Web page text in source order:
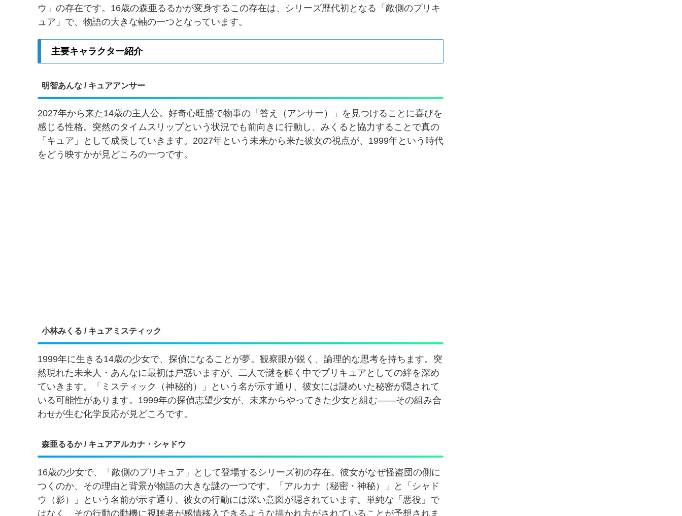
ウ」の存在です。16歳の森亜るるかが変身するこの存在は、シリーズ歴代初となる「敵側のプリキ
ュア」で、物語の大きな軸の一つとなっています。
主要キャラクター紹介
明智あんな / キュアアンサー
2027年から来た14歳の主人公。好奇心旺盛で物事の「答え（アンサー）」を見つけることに喜びを
感じる性格。突然のタイムスリップという状況でも前向きに行動し、みくると協力することで真の
「キュア」として成長していきます。2027年という未来から来た彼女の視点が、1999年という時代
をどう映すかが見どころの一つです。
小林みくる / キュアミスティック
1999年に生きる14歳の少女で、探偵になることが夢。観察眼が鋭く、論理的な思考を持ちます。突
然現れた未来人・あんなに最初は戸惑いますが、二人で謎を解く中でプリキュアとしての絆を深め
ていきます。「ミスティック（神秘的）」という名が示す通り、彼女には謎めいた秘密が隠されて
いる可能性があります。1999年の探偵志望少女が、未来からやってきた少女と組む——その組み合
わせが生む化学反応が見どころです。
森亜るるか / キュアアルカナ・シャドウ
16歳の少女で、「敵側のプリキュア」として登場するシリーズ初の存在。彼女がなぜ怪盗団の側に
つくのか、その理由と背景が物語の大きな謎の一つです。「アルカナ（秘密・神秘）」と「シャド
ウ（影）」という名前が示す通り、彼女の行動には深い意図が隠されています。単純な「悪役」で
はなく、その行動の動機に視聴者が感情移入できるような描かれ方がされていることが予想されま